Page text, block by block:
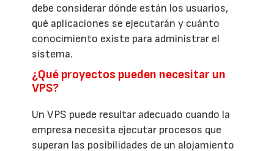
debe considerar dónde están los usuarios,
qué aplicaciones se ejecutarán y cuánto
conocimiento existe para administrar el
sistema.
¿Qué proyectos pueden necesitar un
VPS?
Un VPS puede resultar adecuado cuando la
empresa necesita ejecutar procesos que
superan las posibilidades de un alojamiento